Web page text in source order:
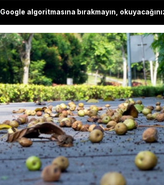
Google algoritmasına bırakmayın,
Singapur’da kamuya ait
toplamanın ağır cezalara yol
alanlarındaki ağaç ve
kuralları ihlal edenlere 5 bin
kadar para cezası